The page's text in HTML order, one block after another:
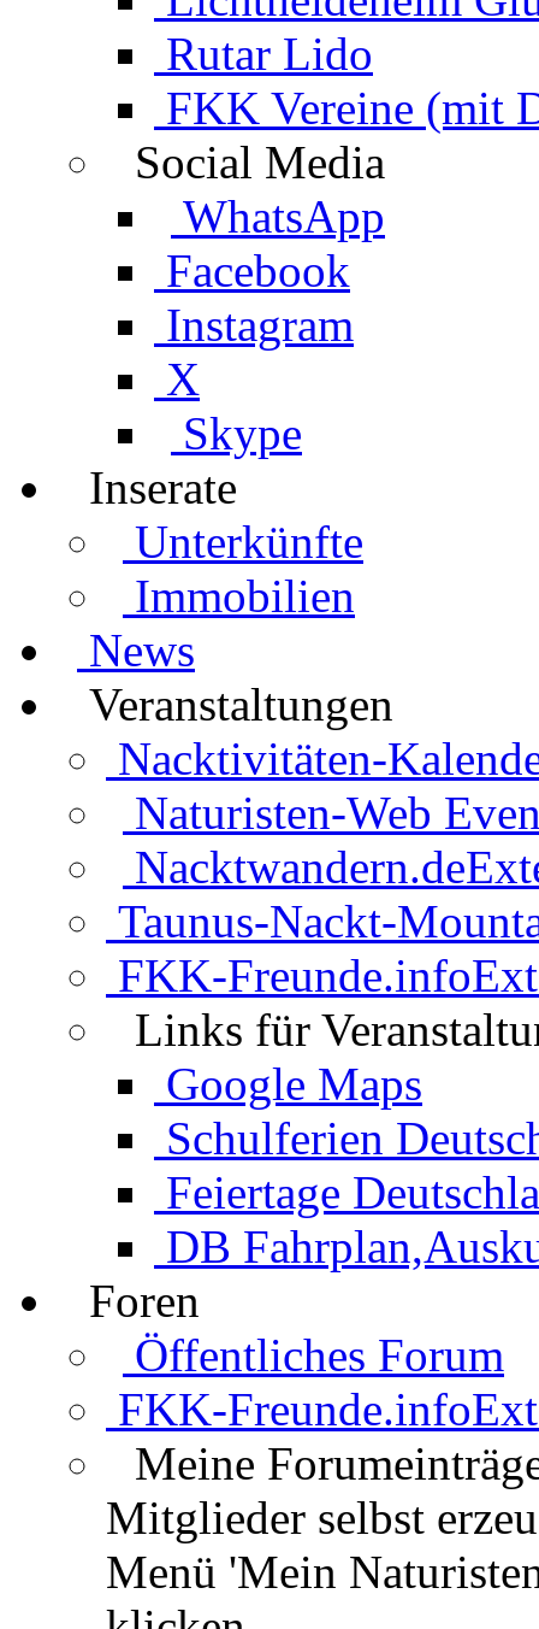
Rutar Lido
FKK Vereine (mit
Social Media
WhatsApp
Facebook
Instagram
X
Skype
Inserate
Unterkünfte
Immobilien
News
Veranstaltungen
Nacktivitäten-
Naturisten-Web
Nacktwandern.de
Taunus-Nackt-
FKK-Freunde.info
Links für
Google Maps
Schulferien
Feiertage
DB
Foren
Öffentliches Forum
FKK-Freunde.info
Meine
Mitglieder selbst
Menü 'Mein